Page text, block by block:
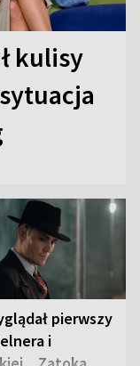
kulisy
pierwszy
i